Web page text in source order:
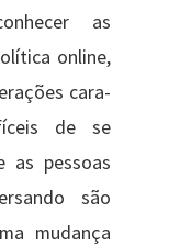
as
online,
cara-
de se
as pessoas
são
mudança